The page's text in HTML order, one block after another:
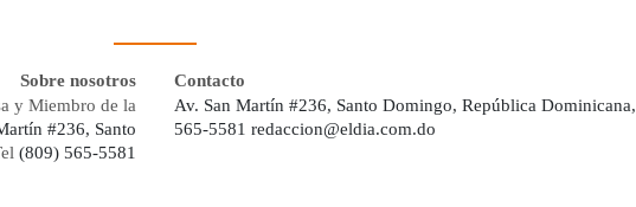
Sobre nosotros
y Miembro de la
#236, Santo
(809) 565-5581
Contacto
Av. San Martín #236, Santo Domingo, República Dominicana,
565-5581 redaccion@eldia.com.do